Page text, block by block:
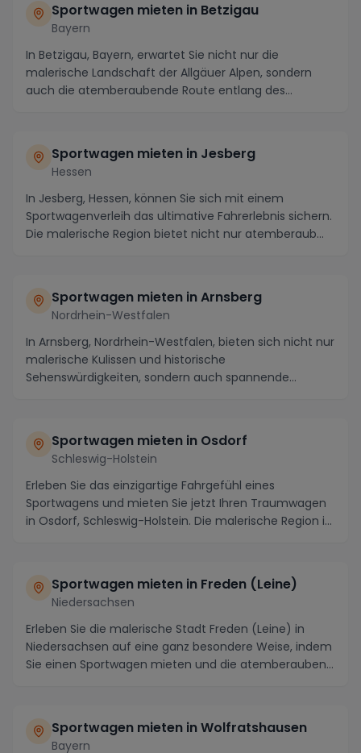
Sportwagen mieten in Betzigau
Bayern
In Betzigau, Bayern, erwartet Sie nicht nur die
malerische Landschaft der Allgäuer Alpen, sondern
auch die atemberaubende Route entlang des
Sportwagen mieten in Jesberg
Hessen
In Jesberg, Hessen, können Sie sich mit einem
Sportwagenverleih das ultimative Fahrerlebnis sichern.
Die malerische Region bietet nicht nur atemberaub...
Sportwagen mieten in Arnsberg
Nordrhein-Westfalen
In Arnsberg, Nordrhein-Westfalen, bieten sich nicht nur
malerische Kulissen und historische
Sehenswürdigkeiten, sondern auch spannende
Sportwagen mieten in Osdorf
Schleswig-Holstein
Erleben Sie das einzigartige Fahrgefühl eines
Sportwagens und mieten Sie jetzt Ihren Traumwagen
in Osdorf, Schleswig-Holstein. Die malerische Region i...
Sportwagen mieten in Freden (Leine)
Niedersachsen
Erleben Sie die malerische Stadt Freden (Leine) in
Niedersachsen auf eine ganz besondere Weise, indem
Sie einen Sportwagen mieten und die atemberauben...
Sportwagen mieten in Wolfratshausen
Bayern